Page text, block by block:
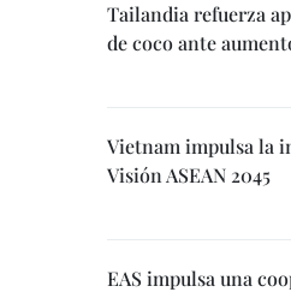
Tailandia refuerza
de coco ante
Vietnam impulsa la
Visión ASEAN 2045
EAS impulsa una